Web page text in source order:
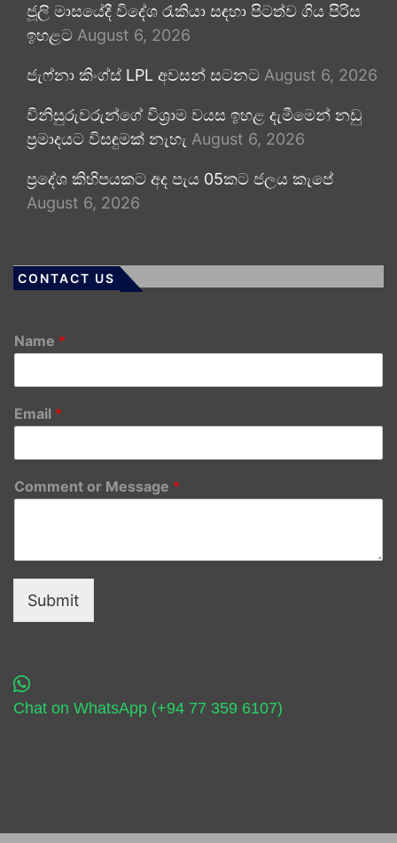
ජූලි මාසයේදී විදේශ රැකියා සඳහා පිටත්ව ගිය පිරිස
ඉහළට August 6, 2026
ජැෆ්නා කිංග්ස් LPL අවසන් සටනට August 6, 2026
විනිසුරුවරුන්ගේ විශ්‍රාම වයස ඉහළ දැමීමෙන් නඩු
ප්‍රමාදයට විසඳුමක් නැහැ August 6, 2026
ප්‍රදේශ කිහිපයකට අද පැය 05කට ජලය කැපේ
August 6, 2026
CONTACT US
Name *
Email *
Comment or Message *
Submit
Chat on WhatsApp (+94 77 359 6107)